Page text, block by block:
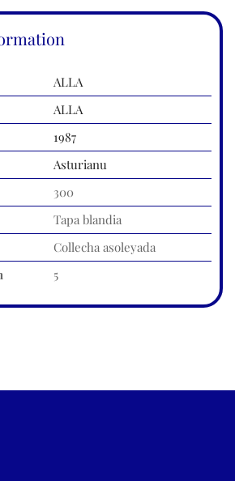
ALLA
ALLA
1987
Asturianu
300
Tapa blandia
Collecha asoleyada
5